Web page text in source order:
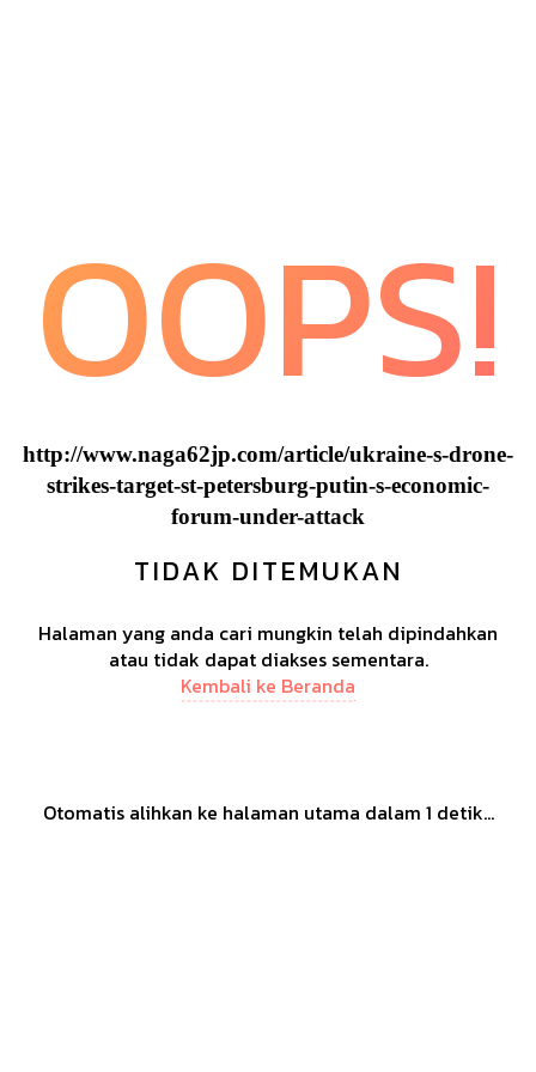
OOPS!
http://www.naga62jp.com/article/ukraine-s-drone-
strikes-target-st-petersburg-putin-s-economic-
forum-under-attack
TIDAK DITEMUKAN
Halaman yang anda cari mungkin telah dipindahkan
atau tidak dapat diakses sementara.
Kembali ke Beranda
Otomatis alihkan ke halaman utama dalam 1 detik...